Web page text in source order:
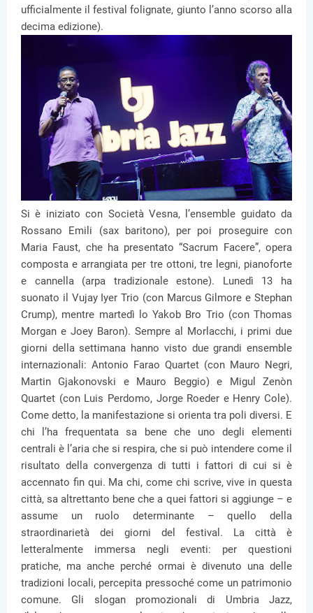
ufficialmente il festival folignate, giunto l’anno scorso alla
decima edizione).
Si è iniziato con Società Vesna, l’ensemble guidato da
Rossano Emili (sax baritono), per poi proseguire con
Maria Faust, che ha presentato “Sacrum Facere”, opera
composta e arrangiata per tre ottoni, tre legni, pianoforte
e cannella (arpa tradizionale estone). Lunedì 13 ha
suonato il Vujay Iyer Trio (con Marcus Gilmore e Stephan
Crump), mentre martedì lo Yakob Bro Trio (con Thomas
Morgan e Joey Baron). Sempre al Morlacchi, i primi due
giorni della settimana hanno visto due grandi ensemble
internazionali: Antonio Farao Quartet (con Mauro Negri,
Martin Gjakonovski e Mauro Beggio) e Migul Zenòn
Quartet (con Luis Perdomo, Jorge Roeder e Henry Cole).
Come detto, la manifestazione si orienta tra poli diversi. E
chi l’ha frequentata sa bene che uno degli elementi
centrali è l’aria che si respira, che si può intendere come il
risultato della convergenza di tutti i fattori di cui si è
accennato fin qui. Ma chi, come chi scrive, vive in questa
città, sa altrettanto bene che a quei fattori si aggiunge – e
assume un ruolo determinante – quello della
straordinarietà dei giorni del festival. La città è
letteralmente immersa negli eventi: per questioni
pratiche, ma anche perché ormai è divenuto una delle
tradizioni locali, percepita pressoché come un patrimonio
comune. Gli slogan promozionali di Umbria Jazz,